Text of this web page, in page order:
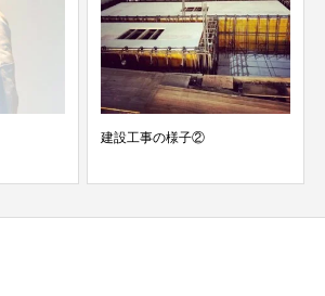
建設工事の様子②